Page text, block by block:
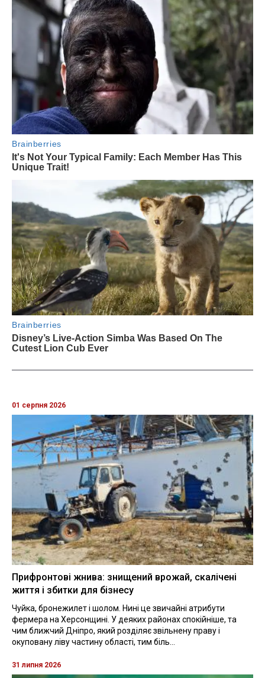
01 серпня 2026
Прифронтові жнива: знищений врожай, скалічені
життя і збитки для бізнесу
Чуйка, бронежилет і шолом. Нині це звичайні атрибути
фермера на Херсонщині. У деяких районах спокійніше, та
чим ближчий Дніпро, який розділяє звільнену праву і
окуповану ліву частину області, тим біль...
31 липня 2026